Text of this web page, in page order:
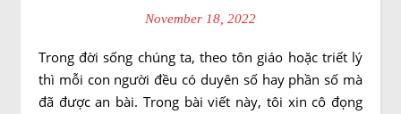
November 18, 2022
Trong đời sống chúng ta, theo tôn giáo hoặc triết lý
thì mỗi con người đều có duyên số hay phần số mà
đã được an bài. Trong bài viết này, tôi xin cô đọng